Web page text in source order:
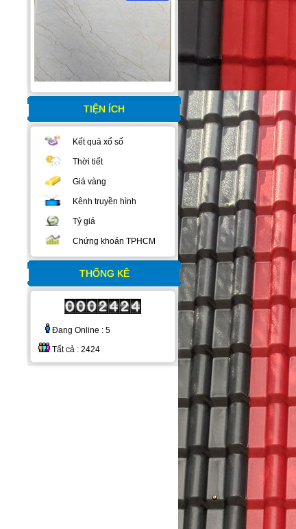
TIỆN ÍCH
Kết quả xổ số
Thời tiết
Giá vàng
Kênh truyền hình
Tỷ giá
Chứng khoán TPHCM
THỐNG KÊ
Đang Online : 5
Tất cả : 2424